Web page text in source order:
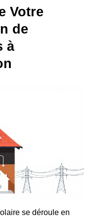
Votre
de
à
se déroule en